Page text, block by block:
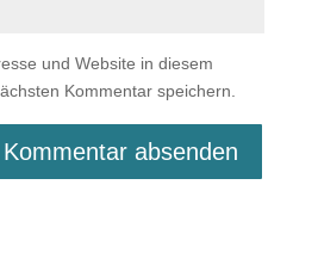
und Website in diesem
Kommentar speichern.